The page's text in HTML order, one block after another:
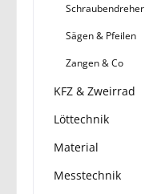
Schraubendreher
Sägen & Pfeilen
Zangen & Co
KFZ & Zweirrad
Löttechnik
Material
Messtechnik